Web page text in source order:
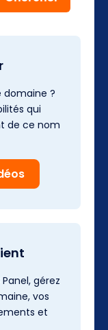
domaine ?
qui
de ce nom
gérez
vos
et